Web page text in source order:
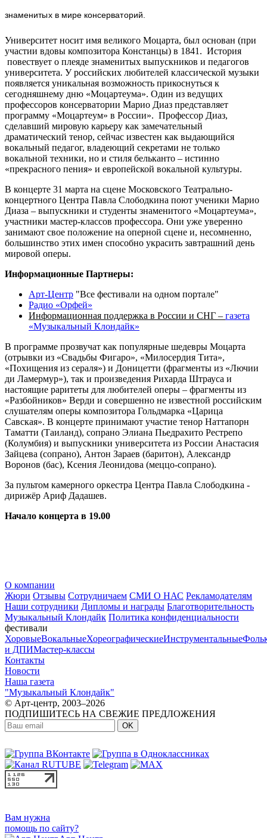
знаменитых в мире консерваторий.
Университет носит имя великого Моцарта, был основан (при
участии вдовы композитора Констанцы) в 1841. История
повествует о плеяде знаменитых выпускников и педагогов
университета. У российских любителей классической музыки
появляется уникальная возможность прикоснуться к
сегодняшнему дню «Моцартеума». Один из ведущих
профессоров консерватории Марио Диаз представляет
программу «Моцартеум» в России». Профессор Диаз,
сделавший мировую карьеру как замечательный
драматический тенор, сейчас известен как выдающийся
вокальный педагог, владеющий секретами не только
вокальной техники, но и стиля бельканто – истинно
«прекрасного пения» и европейской вокальной культуры.
В концерте 31 марта на сцене Московского Театрально-
концертного Центра Павла Слободкина поют ученики Марио
Диаза – выпускники и студенты знаменитого «Моцартеума»,
участники мастер-классов профессора. Они уже уверенно
занимают свое положение на оперной сцене и, несомненно,
большинство этих имен способно украсить завтрашний день
мировой оперы.
Информационные Партнеры:
Арт-Центр "Все фестивали на одном портале"
Радио «Орфей»
Информационная поддержка в России и СНГ – газета
«Музыкальный Клондайк»
В программе прозвучат как популярные шедевры Моцарта
(отрывки из «Свадьбы Фигаро», «Милосердия Тита»,
«Похищения из сераля») и Доницетти (фрагменты из «Лючии
ди Ламермур»), так и произведения Рихарда Штрауса и
настоящие раритеты для любителей оперы – фрагменты из
«Разбойников» Верди и совершенно не известной российским
слушателям оперы композитора Гольдмарка «Царица
Савская». В концерте принимают участие тенор Наттапорн
Таматти (Таиланд), сопрано Элиана Пьедрахито Рестрепо
(Колумбия) и выпускники университета из России Анастасия
Зайцева (сопрано), Антон Зараев (баритон), Александр
Воронов (бас), Ксения Леонидова (меццо-сопрано).
За пультом камерного оркестра Центра Павла Слободкина -
дирижёр Ариф Дадашев.
Начало концерта в 19.00
О компании
Жюри Отзывы Сотрудничаем СМИ О НАС Рекламодателям
Наши сотрудники Дипломы и награды Благотворительность
Музыкальный Клондайк Политика конфиденциальности
фестивали
ХоровыеВокальныеХореографическиеИнструментальные
и ДПИМастер-классы
Контакты
Новости
Наша газета
"Музыкальный Клондайк"
© Арт-центр, 2003–2026
ПОДПИШИТЕСЬ НА СВЕЖИЕ ПРЕДЛОЖЕНИЯ
OK
Вам нужна
помощь по сайту?